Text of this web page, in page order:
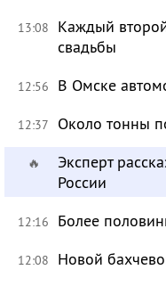
13:08
Каждый
свадьбы
12:56 В Омске
12:37 Около тонны
🔥
Эксперт
России
12:16 Более
12:08 Новой